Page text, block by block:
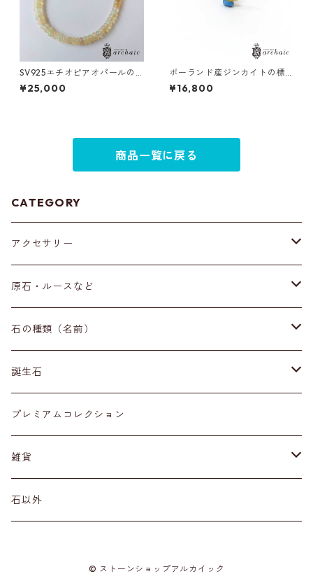
SV925エチオピアオパールの
ブレスレット(ロンデル)
¥25,000
ポーランド産ジンカイトの標
本（黄）
¥16,800
商品一覧に戻る
CATEGORY
アクセサリー
ブレスレット
イヤリング・ピアス
ネックレス・ペンダントトップ
リング
材質
プラチナ
その他アクセサリー
原石・ルースなど
原石
丸玉
標本
磨き石
ルース
石の種類（名前）
ア行
アイオライト
アクアマリン
カ行
カーネリアン
カイヤナイト
サ行
サファイア
タ行
誕生石
１月
２月
３月
プレミアムコレクション
雑貨
天然石雑貨
石以外
© ストーンショップアルカイック